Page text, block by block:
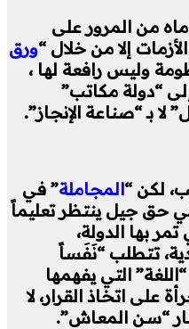
من المرور على
إلا من خلال “ورق
وليس رافعة لها ،
“دولة مكاتب”
لا بـ “صناعة الإنجاز”.
لكن “المجاملة” في
حق جيل ينتظر تعليماً
بها الدولة،
تتطلب “نَفَساً
التي يفهمها
على اتخاذ القرار، لا
“سن المعاش”.